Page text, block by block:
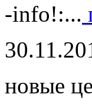
-info!:...
новые